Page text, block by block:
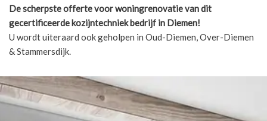
De scherpsteofferte voor woningrenovatie van dit
gecertificeerde kozijntechniek bedrijf in Diemen!
U wordt uiteraard ook geholpen in Oud-Diemen, Over-Diemen
& Stammersdijk.